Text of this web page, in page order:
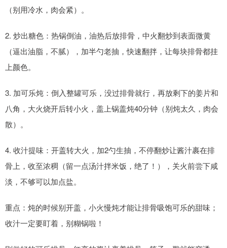
（别用冷水，肉会紧）。
2. 炒出糖色：热锅倒油，油热后放排骨，中火翻炒到表面微黄
（逼出油脂，不腻），加半勺老抽，快速翻拌，让每块排骨都挂
上颜色。
3. 加可乐炖：倒入整罐可乐，没过排骨就行，再放剩下的姜片和
八角，大火烧开后转小火，盖上锅盖炖40分钟（别炖太久，肉会
散）。
4. 收汁提味：开盖转大火，加2勺生抽，不停翻炒让酱汁裹在排
骨上，收至浓稠（留一点汤汁拌米饭，绝了！），关火前尝下咸
淡，不够可以加点盐。
重点：炖的时候别开盖，小火慢炖才能让排骨吸饱可乐的甜味；
收汁一定要盯着，别糊锅啦！